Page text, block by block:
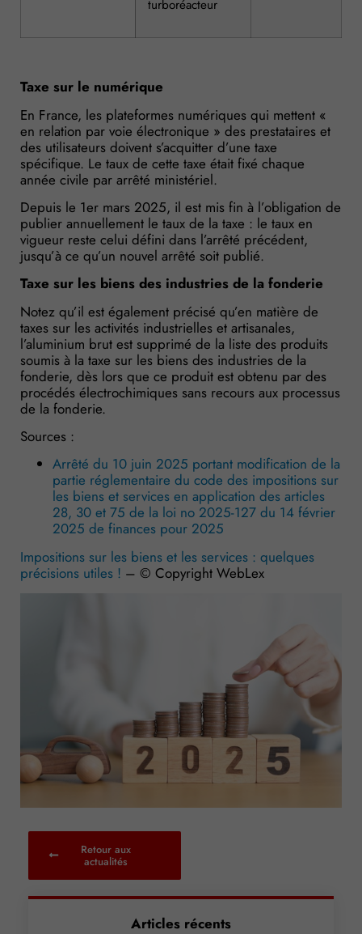
turboréacteur
Taxe sur le numérique
En France, les plateformes numériques qui mettent «
en relation par voie électronique » des prestataires et
des utilisateurs doivent s’acquitter d’une taxe
spécifique. Le taux de cette taxe était fixé chaque
année civile par arrêté ministériel.
Depuis le 1er mars 2025, il est mis fin à l’obligation de
publier annuellement le taux de la taxe : le taux en
vigueur reste celui défini dans l’arrêté précédent,
jusqu’à ce qu’un nouvel arrêté soit publié.
Taxe sur les biens des industries de la fonderie
Notez qu’il est également précisé qu’en matière de
taxes sur les activités industrielles et artisanales,
l’aluminium brut est supprimé de la liste des produits
soumis à la taxe sur les biens des industries de la
fonderie, dès lors que ce produit est obtenu par des
procédés électrochimiques sans recours aux processus
de la fonderie.
Sources :
Arrêté du 10 juin 2025 portant modification de la
partie réglementaire du code des impositions sur
les biens et services en application des articles
28, 30 et 75 de la loi no 2025-127 du 14 février
2025 de finances pour 2025
Impositions sur les biens et les services : quelques
précisions utiles ! – © Copyright WebLex
Retour aux
actualités
Articles récents